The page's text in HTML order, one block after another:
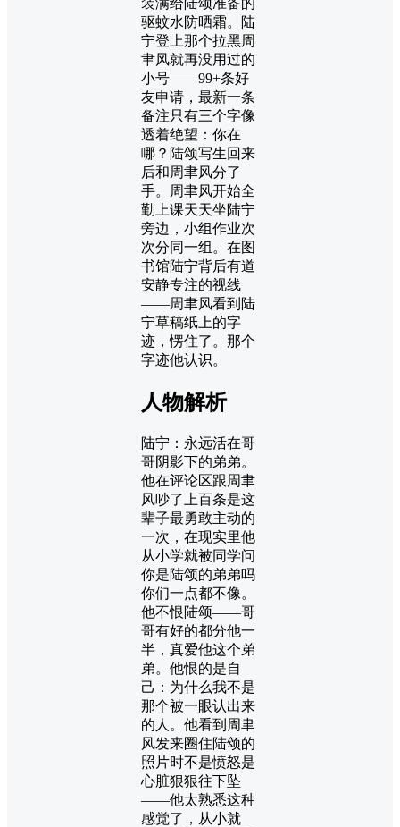
驱蚊水防晒霜。陆
宁登上那个拉黑周
聿风就再没用过的
小号——99+条好
友申请，最新一条
备注只有三个字像
透着绝望：你在
哪？陆颂写生回来
后和周聿风分了
手。周聿风开始全
勤上课天天坐陆宁
旁边，小组作业次
次分同一组。在图
书馆陆宁背后有道
安静专注的视线
——周聿风看到陆
宁草稿纸上的字
迹，愣住了。那个
字迹他认识。
人物解析
陆宁：永远活在哥
哥阴影下的弟弟。
他在评论区跟周聿
风吵了上百条是这
辈子最勇敢主动的
一次，在现实里他
从小学就被同学问
你是陆颂的弟弟吗
你们一点都不像。
他不恨陆颂——哥
哥有好的都分他一
半，真爱他这个弟
弟。他恨的是自
己：为什么我不是
那个被一眼认出来
的人。他看到周聿
风发来圈住陆颂的
照片时不是愤怒是
心脏狠狠往下坠
——他太熟悉这种
感觉了，从小就